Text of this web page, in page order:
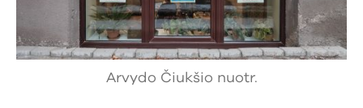
Arvydo Čiukšio nuotr.